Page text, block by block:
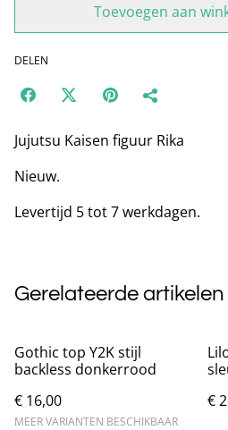
Toevoegen aan
DELEN
Jujutsu Kaisen figuur Rika
Nieuw.
Levertijd 5 tot 7 werkdagen.
Gerelateerde artikelen
Gothic top Y2K stijl
backless donkerrood
€ 16,00
MEER VARIANTEN BESCHIKBAAR
€